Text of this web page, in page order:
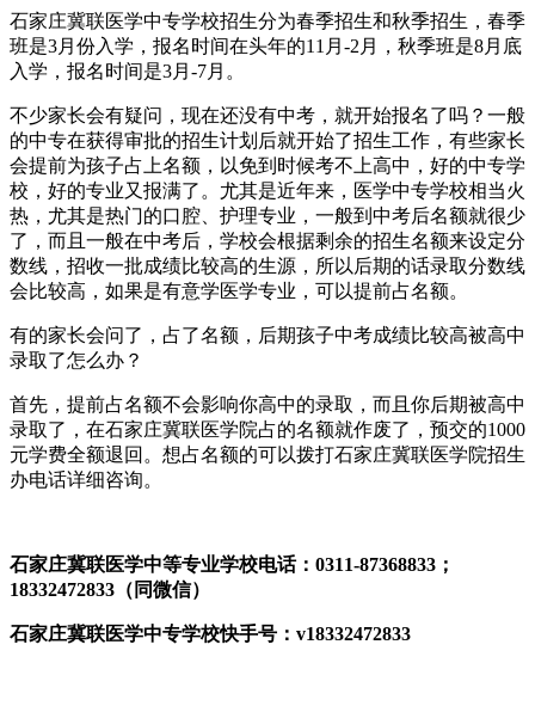
石家庄冀联医学中专学校招生分为春季招生和秋季招生，春季
班是3月份入学，报名时间在头年的11月-2月，秋季班是8月底
入学，报名时间是3月-7月。
不少家长会有疑问，现在还没有中考，就开始报名了吗？一般
的中专在获得审批的招生计划后就开始了招生工作，有些家长
会提前为孩子占上名额，以免到时候考不上高中，好的中专学
校，好的专业又报满了。尤其是近年来，医学中专学校相当火
热，尤其是热门的口腔、护理专业，一般到中考后名额就很少
了，而且一般在中考后，学校会根据剩余的招生名额来设定分
数线，招收一批成绩比较高的生源，所以后期的话录取分数线
会比较高，如果是有意学医学专业，可以提前占名额。
有的家长会问了，占了名额，后期孩子中考成绩比较高被高中
录取了怎么办？
首先，提前占名额不会影响你高中的录取，而且你后期被高中
录取了，在石家庄冀联医学院占的名额就作废了，预交的1000
元学费全额退回。想占名额的可以拨打石家庄冀联医学院招生
办电话详细咨询。
石家庄冀联医学中等专业学校电话：0311-87368833；
18332472833（同微信）
石家庄冀联医学中专学校快手号：v18332472833